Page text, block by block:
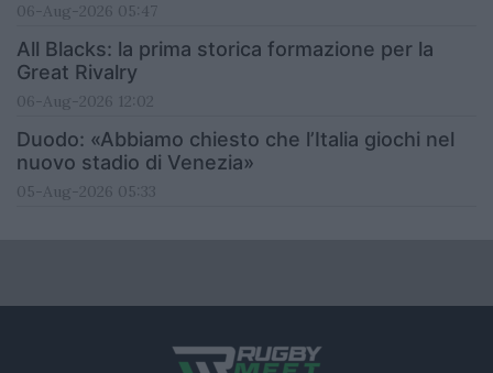
06-Aug-2026 05:47
All Blacks: la prima storica formazione per la
Great Rivalry
06-Aug-2026 12:02
Duodo: «Abbiamo chiesto che l’Italia giochi nel
nuovo stadio di Venezia»
05-Aug-2026 05:33